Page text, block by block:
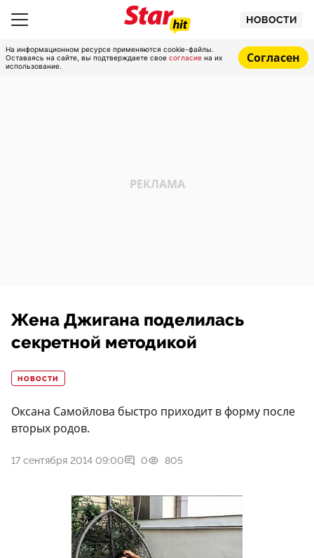
НОВОСТИ
На информационном ресурсе применяются cookie-файлы.
Оставаясь на сайте, вы подтверждаете свое согласие на их
использование.
Согласен
Жена Джигана поделилась
секретной методикой
НОВОСТИ
Оксана Самойлова быстро приходит в форму после
вторых родов.
17 сентября 2014 09:00 0 805